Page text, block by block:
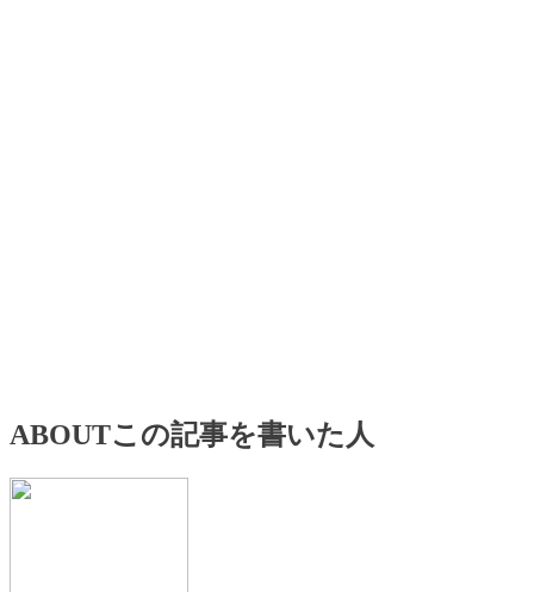
ABOUTこの記事を書いた人